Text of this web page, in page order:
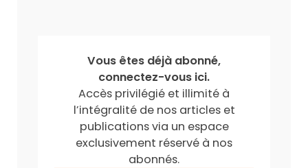
Vous êtes déjà abonné,
connectez-vous ici.
Accès privilégié et illimité à
l’intégralité de nos articles et
publications via un espace
exclusivement réservé à nos
abonnés.